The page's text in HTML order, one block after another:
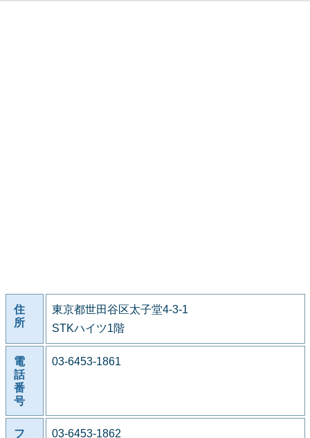
住
所
東京都世田谷区太子堂4-3-1
STKハイツ1階
電
話
番
号
03-6453-1861
フ 03-6453-1862